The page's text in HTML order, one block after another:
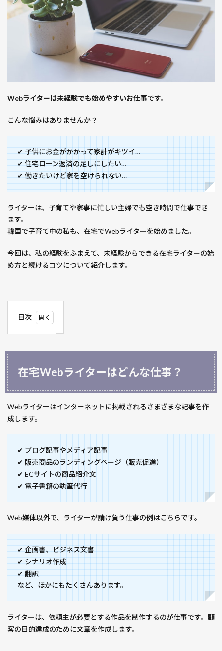
Webライターは未経験でも始めやすいお仕事です。
こんな悩みはありませんか？
✔ 子供にお金がかかって家計がキツイ…
✔ 住宅ローン返済の足しにしたい…
✔ 働きたいけど家を空けられない…
ライターは、子育てや家事に忙しい主婦でも空き時間で仕事でき
ます。
韓国で子育て中の私も、在宅でWebライターを始めました。
今回は、私の経験をふまえて、未経験からできる在宅ライターの始
め方と続けるコツについて紹介します。
目次
Web
ター
んな
仕
事？
Web
ライ
ター
のメ
リッ
デメ
在宅
Web
ライ
ター
め方
在宅Webライターはどんな仕事？
Webライターはインターネットに掲載されるさまざまな記事を作
成します。
✔ ブログ記事やメディア記事
✔ 販売商品のランディングページ（販売促進）
✔ ECサイトの商品紹介文
✔ 電子書籍の執筆代行
Web媒体以外で、ライターが請け負う仕事の例はこちらです。
✔ 企画書、ビジネス文書
✔ シナリオ作成
✔ 翻訳
など、ほかにもたくさんあります。
ライターは、依頼主が必要とする作品を制作するのが仕事です。顧
客の目的達成のために文章を作成します。